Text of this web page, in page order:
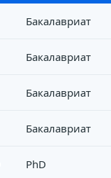
Бакалавриат
Бакалавриат
Бакалавриат
Бакалавриат
PhD